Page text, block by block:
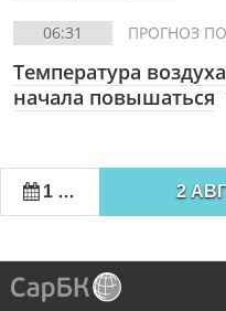
06:31 ПРОГНОЗ
Температура
начала повышаться
1 АВГУСТА 2017 2